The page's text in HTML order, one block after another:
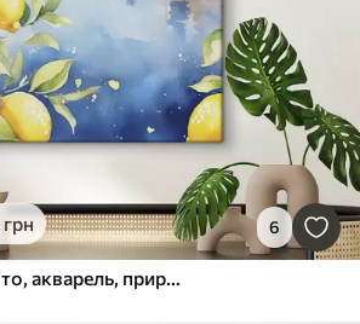
грн 6
Італійське озеро, літо, акварель, природний ландшафт, лимони, міська архітектура